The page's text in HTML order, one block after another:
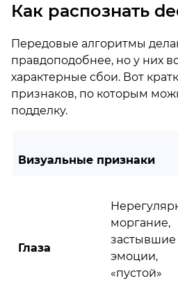
Как распознать
Передовые алгоритмы
правдоподобнее, но у них
характерные сбои. Вот
признаков, по которым
подделку.
Визуальные признаки
Глаза
моргание,
застывшие
эмоции,
«пустой»